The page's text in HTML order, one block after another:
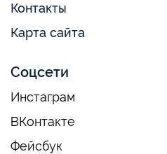
Контакты
Карта сайта
Соцсети
Инстаграм
ВКонтакте
Фейсбук